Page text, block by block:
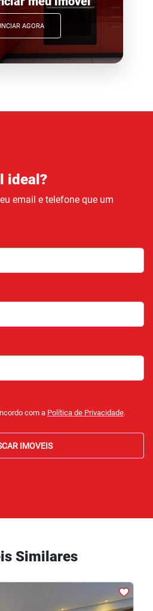
AGORA
ideal?
email e telefone que um
com a Política de Privacidade.
IMOVEIS
Similares